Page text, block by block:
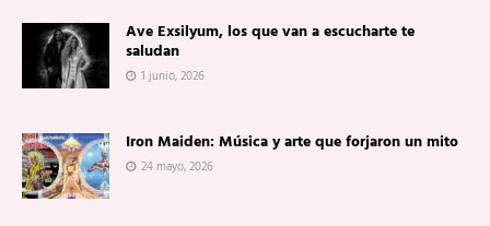
Ave Exsilyum, los que van a escucharte te
saludan
1 junio, 2026
Iron Maiden: Música y arte que forjaron un mito
24 mayo, 2026